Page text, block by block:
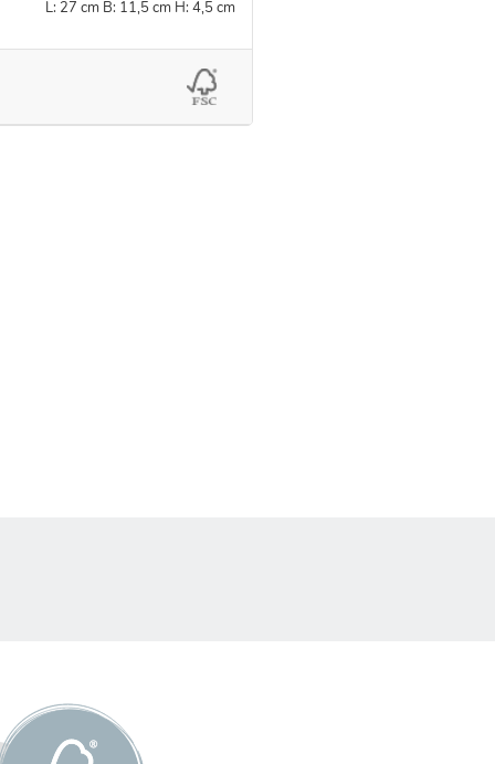
L: 27 cm B: 11,5 cm H: 4,5 cm